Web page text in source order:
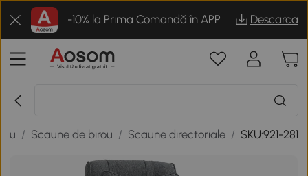
-10% la Prima Comandă în APP Descarca
/ Scaune de birou / Scaune directoriale / SKU:921-281